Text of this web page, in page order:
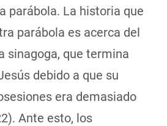
parábola. La historia que
parábola es acerca del
sinagoga, que termina
debido a que su
era demasiado
Ante esto, los